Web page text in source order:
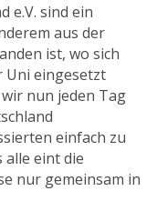
e.V. sind ein
aus der
ist, wo sich
Uni eingesetzt
nun jeden Tag
einfach zu
alle eint die
nur gemeinsam in